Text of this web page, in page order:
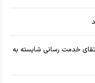
خدمت رسانی شایسته به